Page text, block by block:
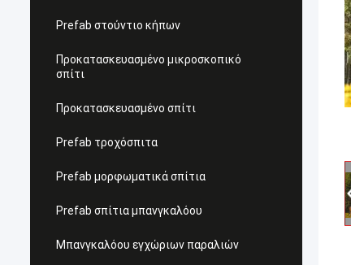
Prefab στούντιο κήπων
Προκατασκευασμένο μικροσκοπικό
σπίτι
Προκατασκευασμένο σπίτι
Prefab τροχόσπιτα
Prefab μορφωματικά σπίτια
Prefab σπίτια μπανγκαλόου
Μπανγκαλόου εγχώριων παραλιών